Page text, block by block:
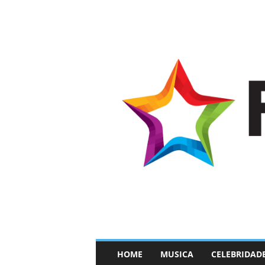
HOME MUSICA